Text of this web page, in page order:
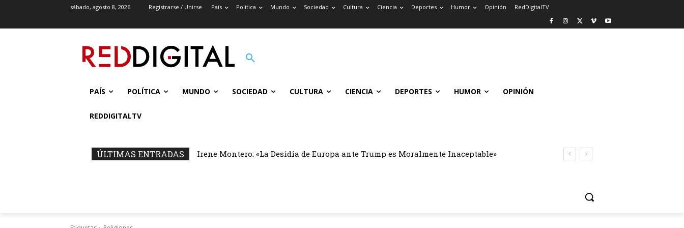
sábado, agosto 8, 2026 Registrarse / Unirse País Política Mundo Sociedad Cultura Ciencia Deportes Humor Opinión RedDigitalTV
PAÍS POLÍTICA MUNDO SOCIEDAD CULTURA CIENCIA DEPORTES HUMOR OPINIÓN
REDDIGITALTV
ÚLTIMAS ENTRADAS Irene Montero: «La Desidia de Europa ante Trump es Moralmente Inaceptable»